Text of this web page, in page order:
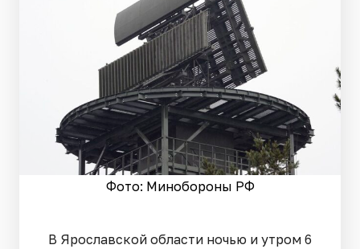
Фото: Минобороны РФ
В Ярославской области ночью и утром 6